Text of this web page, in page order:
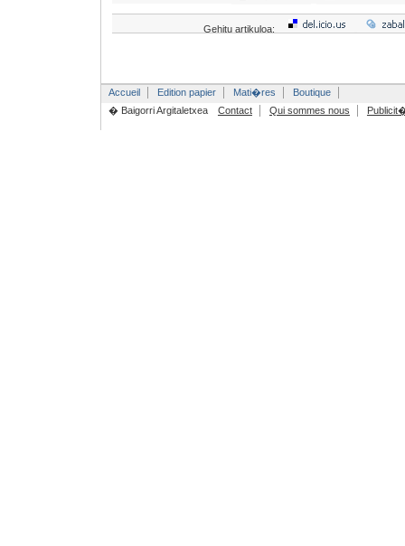
Gehitu artikuloa:
Accueil Edition papier Mati�res
Boutique
� Baigorri Argitaletxea
Contact Qui sommes nous